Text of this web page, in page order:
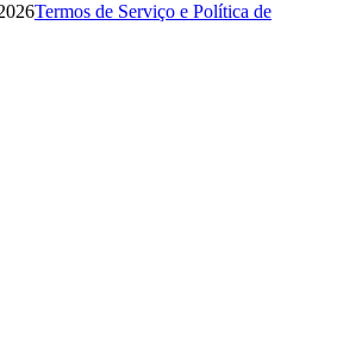
Termos de Serviço e Política de